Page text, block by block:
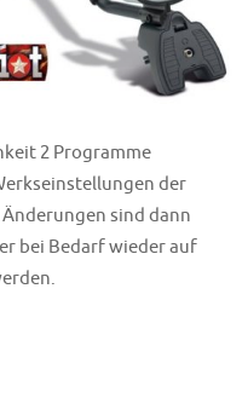
2 Programme
der
sind dann
bei Bedarf wieder auf